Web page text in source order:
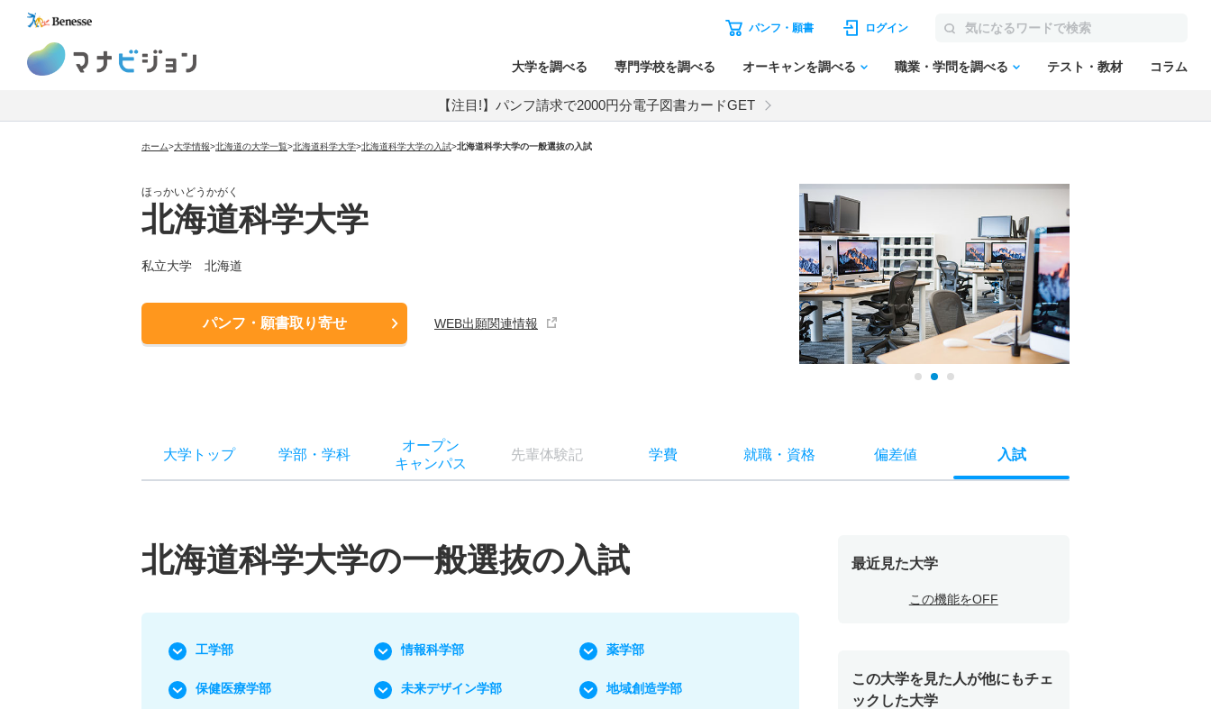
パンフ・願書 ログイン
大学を調べる 専門学校を調べる オーキャンを調べる 職業・学問を調べる テスト・教材 コラム
【注目!】パンフ請求で2000円分電子図書カードGET
ホーム>大学情報>北海道の大学一覧>北海道科学大学>北海道科学大学の入試>北海道科学大学の一般選抜の入試
ほっかいどうかがく
北海道科学大学
私立大学 北海道
パンフ・願書取り寄せ WEB出願関連情報
大学トップ 学部 ・ 学科
オープン
キャンパス
先輩体験記 学費 就職・ 資格 偏差値 入試
北海道科学大学の一般選抜の入試
工学部 情報科学部 薬学部
保健医療学部 未来デザイン学部 地域創造学部
最近見た大学
この機能をOFF
この大学を見た人が他にもチェ
ックした大学